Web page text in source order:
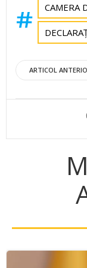
CAMERA
Post
ARTICOL